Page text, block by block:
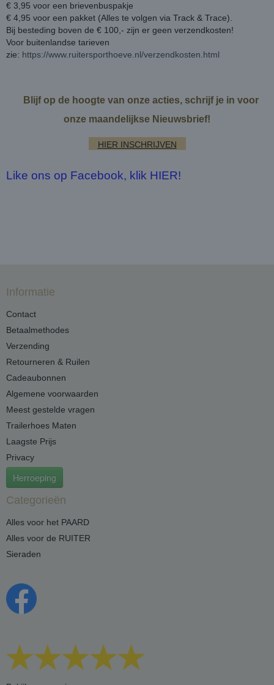
€ 3,95 voor een brievenbuspakje
€ 4,95 voor een pakket (Alles te volgen via Track & Trace).
Bij besteding boven de € 100,- zijn er geen verzendkosten!
Voor buitenlandse tarieven
zie: https://www.ruitersporthoeve.nl/verzendkosten.html
Blijf op de hoogte van onze acties, schrijf je in voor
onze maandelijkse Nieuwsbrief!
HIER INSCHRIJVEN
Like ons op Facebook, klik HIER!
Informatie
Contact
Betaalmethodes
Verzending
Retourneren & Ruilen
Cadeaubonnen
Algemene voorwaarden
Meest gestelde vragen
Trailerhoes Maten
Laagste Prijs
Privacy
Herroeping
Categorieën
Alles voor het PAARD
Alles voor de RUITER
Sieraden